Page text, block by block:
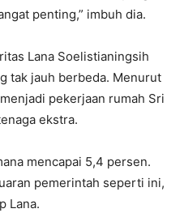
penting,” imbuh dia.
Lana Soelistianingsih
tak jauh berbeda. Menurut
pekerjaan rumah Sri
ekstra.
mencapai 5,4 persen.
pemerintah seperti ini,
Lana.